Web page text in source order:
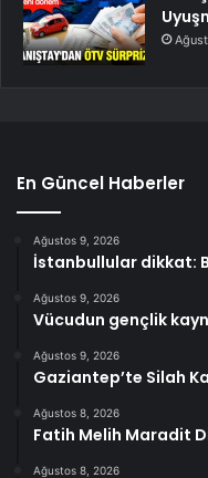
En Güncel Haberler
Ağustos 9, 2026
İstanbullular dikkat:
Ağustos 9, 2026
Vücudun gençlik
Ağustos 9, 2026
Gaziantep’te Silah
Ağustos 8, 2026
Fatih Melih Maradit
Ağustos 8, 2026